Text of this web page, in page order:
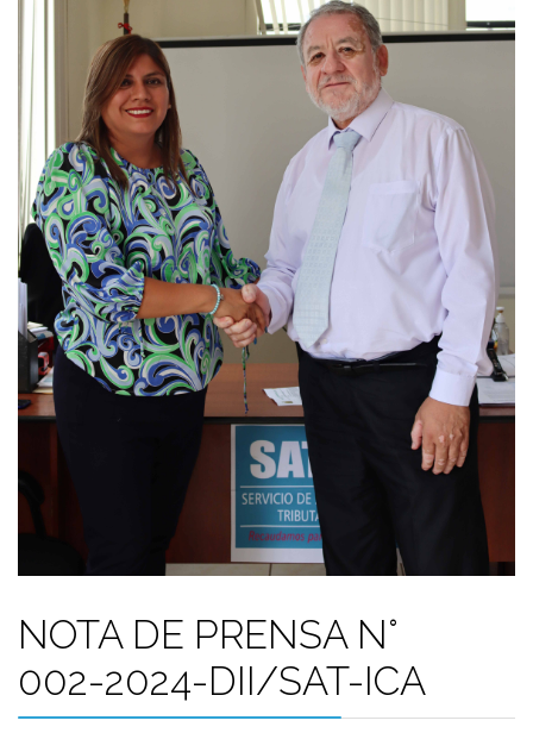
NOTA DE PRENSA N°
002-2024-DII/SAT-ICA